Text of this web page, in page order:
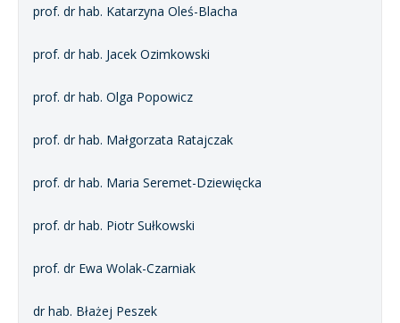
prof. dr hab. Katarzyna Oleś-Blacha
prof. dr hab. Jacek Ozimkowski
prof. dr hab. Olga Popowicz
prof. dr hab. Małgorzata Ratajczak
prof. dr hab. Maria Seremet-Dziewięcka
prof. dr hab. Piotr Sułkowski
prof. dr Ewa Wolak-Czarniak
dr hab. Błażej Peszek